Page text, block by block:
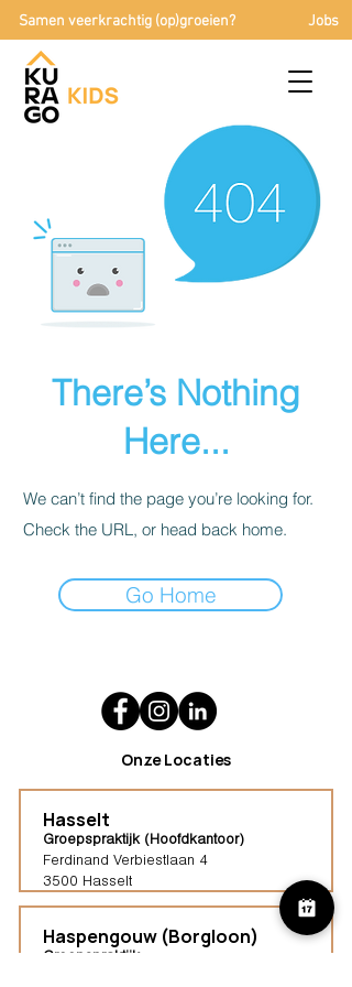
Samen veerkrachtig (op)groeien? Jobs
There’s Nothing
Here...
We can’t find the page you’re looking for.
Check the URL, or head back home.
Go Home
Onze Locaties
Hasselt
Groepspraktijk (Hoofdkantoor)
Ferdinand Verbiestlaan 4
3500 Hasselt
Haspengouw (Borgloon)